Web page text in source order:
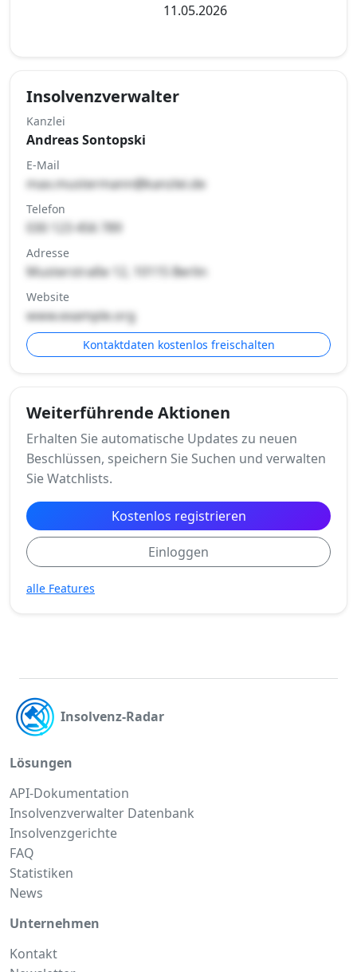
11.05.2026
Insolvenzverwalter
Kanzlei
Andreas Sontopski
E-Mail
max.mustermann@kanzlei.de
Telefon
030 123 456 789
Adresse
Musterstraße 12, 10115 Berlin
Website
www.example.org
Kontaktdaten kostenlos freischalten
Weiterführende Aktionen
Erhalten Sie automatische Updates zu neuen
Beschlüssen, speichern Sie Suchen und verwalten
Sie Watchlists.
Kostenlos registrieren
Einloggen
alle Features
Insolvenz-Radar
Lösungen
API-Dokumentation
Insolvenzverwalter Datenbank
Insolvenzgerichte
FAQ
Statistiken
News
Unternehmen
Kontakt